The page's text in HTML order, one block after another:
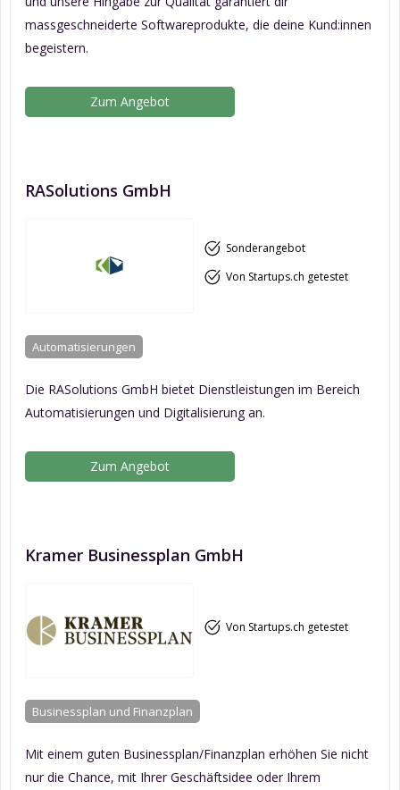
massgeschneiderte Softwareprodukte, die deine Kund:innen
begeistern.
Zum Angebot
RASolutions GmbH
Sonderangebot
Von Startups.ch getestet
Automatisierungen
Die RASolutions GmbH bietet Dienstleistungen im Bereich
Automatisierungen und Digitalisierung an.
Zum Angebot
Kramer Businessplan GmbH
Von Startups.ch getestet
Businessplan und Finanzplan
Mit einem guten Businessplan/Finanzplan erhöhen Sie nicht
nur die Chance, mit Ihrer Geschäftsidee oder Ihrem